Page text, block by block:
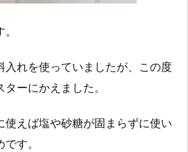
入れを使っていましたが、この度
ーにかえました。
使えば塩や砂糖が固まらずに使い
す。